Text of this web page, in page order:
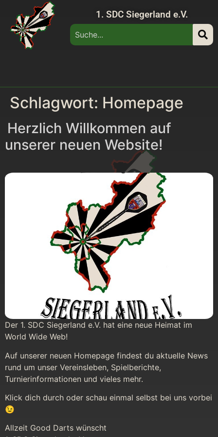
1. SDC Siegerland e.V.
Schlagwort: Homepage
Herzlich Willkommen auf
unserer neuen Website!
Der 1. SDC Siegerland e.V. hat eine neue Heimat im
World Wide Web!
Auf unserer neuen Homepage findest du aktuelle News
rund um unser Vereinsleben, Spielberichte,
Turnierinformationen und vieles mehr.
Klick dich durch oder schau einmal selbst bei uns vorbei
😉
Allzeit Good Darts wünscht